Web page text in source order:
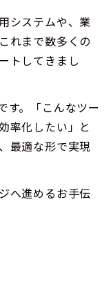
システムや、業
れまで数多くの
トしてきまし
す。「こんなツー
率化したい」と
最適な形で実現
へ進めるお手伝